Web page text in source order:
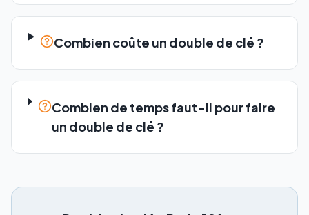
Combien coûte un double de clé ?
Combien de temps faut-il pour faire
un double de clé ?